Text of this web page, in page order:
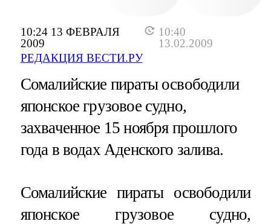
10:24 13 ФЕВРАЛЯ
2009
10:40
13.02.2009
РЕДАКЦИЯ ВЕСТИ.РУ
Сомалийские пираты освободили
японское грузовое судно,
захваченное 15 ноября прошлого
года в водах Аденского залива.
Сомалийские пираты освободили
японское грузовое судно,